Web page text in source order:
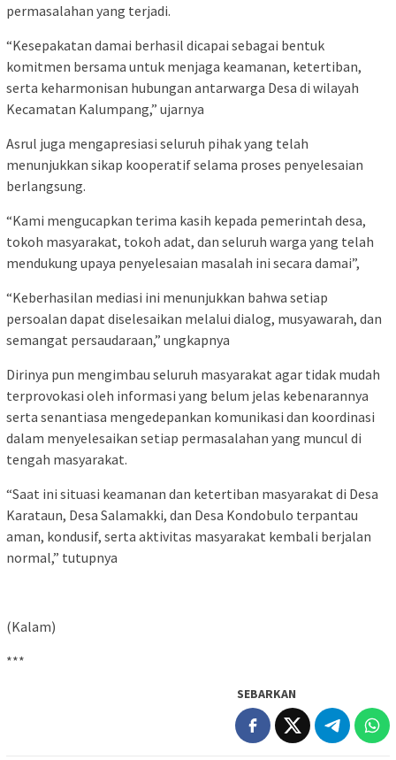
permasalahan yang terjadi.
“Kesepakatan damai berhasil dicapai sebagai bentuk
komitmen bersama untuk menjaga keamanan, ketertiban,
serta keharmonisan hubungan antarwarga Desa di wilayah
Kecamatan Kalumpang,” ujarnya
Asrul juga mengapresiasi seluruh pihak yang telah
menunjukkan sikap kooperatif selama proses penyelesaian
berlangsung.
“Kami mengucapkan terima kasih kepada pemerintah desa,
tokoh masyarakat, tokoh adat, dan seluruh warga yang telah
mendukung upaya penyelesaian masalah ini secara damai”,
“Keberhasilan mediasi ini menunjukkan bahwa setiap
persoalan dapat diselesaikan melalui dialog, musyawarah, dan
semangat persaudaraan,” ungkapnya
Dirinya pun mengimbau seluruh masyarakat agar tidak mudah
terprovokasi oleh informasi yang belum jelas kebenarannya
serta senantiasa mengedepankan komunikasi dan koordinasi
dalam menyelesaikan setiap permasalahan yang muncul di
tengah masyarakat.
“Saat ini situasi keamanan dan ketertiban masyarakat di Desa
Karataun, Desa Salamakki, dan Desa Kondobulo terpantau
aman, kondusif, serta aktivitas masyarakat kembali berjalan
normal,” tutupnya
(Kalam)
***
SEBARKAN